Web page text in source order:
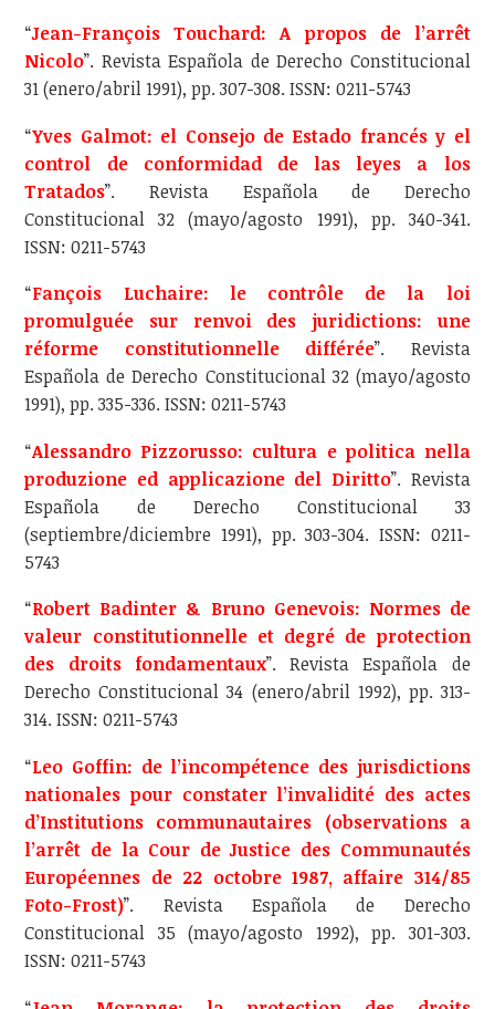
“Jean-François Touchard: A propos de l’arrêt
Nicolo”. Revista Española de Derecho Constitucional
31 (enero/abril 1991), pp. 307-308. ISSN: 0211-5743
“Yves Galmot: el Consejo de Estado francés y el
control de conformidad de las leyes a los
Tratados”. Revista Española de Derecho
Constitucional 32 (mayo/agosto 1991), pp. 340-341.
ISSN: 0211-5743
“Fançois Luchaire: le contrôle de la loi
promulguée sur renvoi des juridictions: une
réforme constitutionnelle différée”. Revista
Española de Derecho Constitucional 32 (mayo/agosto
1991), pp. 335-336. ISSN: 0211-5743
“Alessandro Pizzorusso: cultura e politica nella
produzione ed applicazione del Diritto”. Revista
Española de Derecho Constitucional 33
(septiembre/diciembre 1991), pp. 303-304. ISSN: 0211-
5743
“Robert Badinter & Bruno Genevois: Normes de
valeur constitutionnelle et degré de protection
des droits fondamentaux”. Revista Española de
Derecho Constitucional 34 (enero/abril 1992), pp. 313-
314. ISSN: 0211-5743
“Leo Goffin: de l’incompétence des jurisdictions
nationales pour constater l’invalidité des actes
d’Institutions communautaires (observations a
l’arrêt de la Cour de Justice des Communautés
Européennes de 22 octobre 1987, affaire 314/85
Foto-Frost)”. Revista Española de Derecho
Constitucional 35 (mayo/agosto 1992), pp. 301-303.
ISSN: 0211-5743